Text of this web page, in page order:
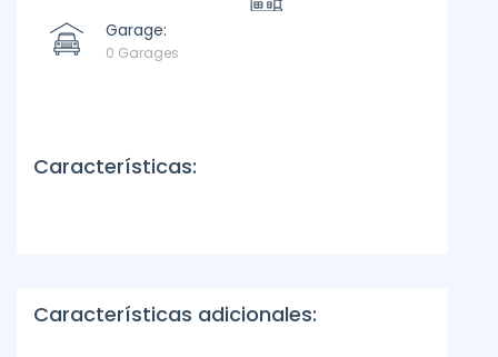
Garage:
0 Garages
Características:
Características adicionales: